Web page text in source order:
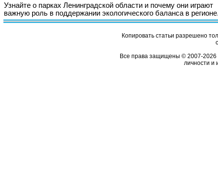
Узнайте о парках Ленинградской области и почему они играют
важную роль в поддержании экологического баланса в
Копировать статьи разрешено
Все права защищены © 2007-2026
личности и